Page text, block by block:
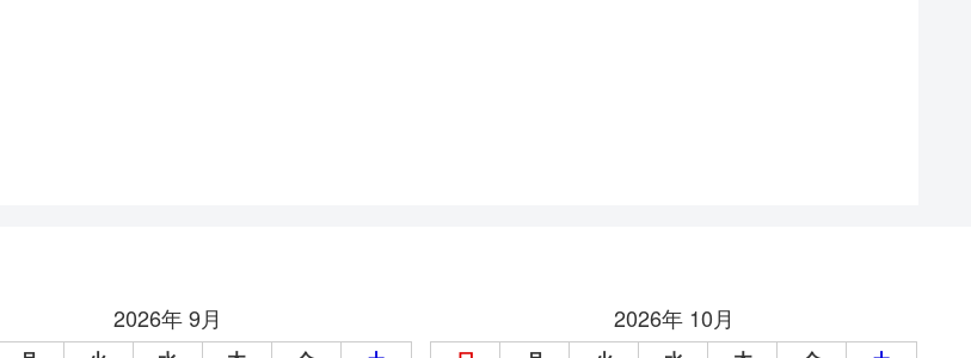
2026年 9月 2026年 10月